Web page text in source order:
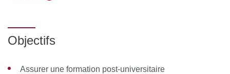
théoriques en distanciel
Universités partenaires :
Toulouse
Objectifs
Assurer une formation post-universitaire